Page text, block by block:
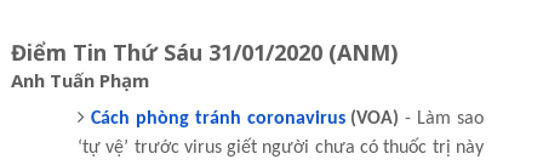
Điểm Tin Thứ Sáu 31/01/2020 (ANM)
Anh Tuấn Phạm
Cách phòng tránh coronavirus(VOA) - Làm sao
‘tự vệ’ trước virus giết người chưa có thuốc trị này